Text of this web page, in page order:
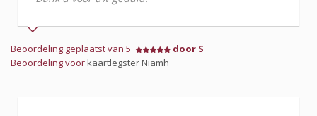
Beoordeling geplaatst van 5
door S
Beoordeling voorkaartlegster Niamh